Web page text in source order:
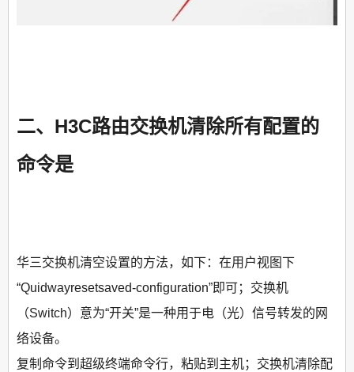
二、H3C路由交换机清除所有配置的
命令是
华三交换机清空设置的方法，如下：在用户视图下
“Quidwayresetsaved-configuration”即可；交换机
（Switch）意为“开关”是一种用于电（光）信号转发的网
络设备。
复制命令到超级终端命令行，粘贴到主机；交换机清除配